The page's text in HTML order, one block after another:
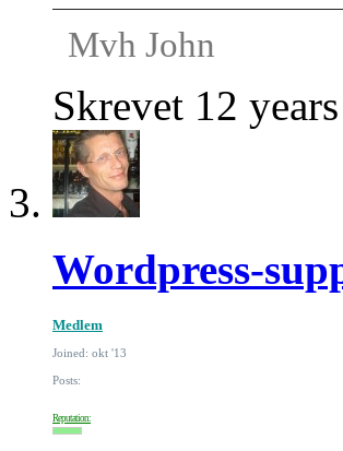
Mvh John
Skrevet 12
Wordpress-
Medlem
Joined: okt '13
Posts:
Reputation: